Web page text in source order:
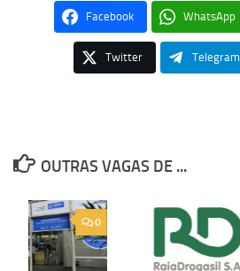
Facebook WhatsApp
Twitter Telegram
OUTRAS VAGAS DE ...
0